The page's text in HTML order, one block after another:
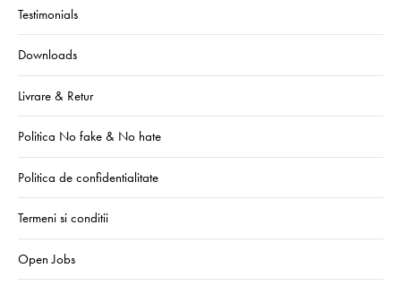
Testimonials
Downloads
Livrare & Retur
Politica No fake & No hate
Politica de confidentialitate
Termeni si conditii
Open Jobs